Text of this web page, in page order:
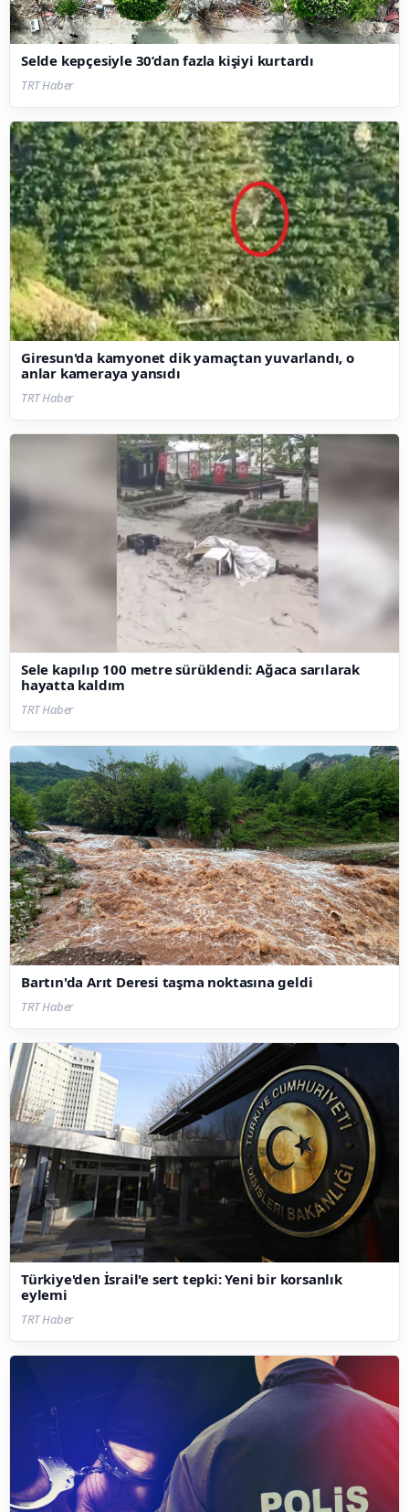
Selde kepçesiyle 30’dan fazla kişiyi kurtardı
TRT Haber
Giresun'da kamyonet dik yamaçtan yuvarlandı, o
anlar kameraya yansıdı
TRT Haber
Sele kapılıp 100 metre sürüklendi: Ağaca sarılarak
hayatta kaldım
TRT Haber
Bartın'da Arıt Deresi taşma noktasına geldi
TRT Haber
Türkiye'den İsrail'e sert tepki: Yeni bir korsanlık
eylemi
TRT Haber